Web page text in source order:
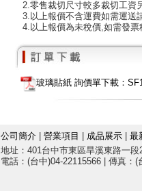
2.零售裁切尺寸較多裁切工資
3.以上報價不含運費如需運送
4.以上報價為未稅價,如需發票
玻璃貼紙 詢價單下載：
公司簡介 營業項目 成品展示
最
地址：401台中市東區旱溪東路一
電話：(台中)04-22115566 | 傳真：(